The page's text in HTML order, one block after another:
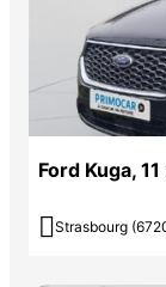
Ford Kuga,
 Strasbourg